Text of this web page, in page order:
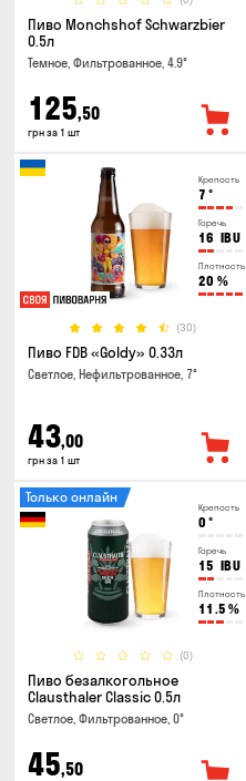
Пиво Monchshof Schwarzbier
0.5л
Темное, Фильтрованное, 4.9°
125,50
грн за 1 шт
Крепость
7 °
Горечь
16 IBU
Плотность
20 %
(30)
Пиво FDB «Goldy» 0.33л
Светлое, Нефильтрованное, 7°
43,00
грн за 1 шт
Крепость
0 °
Горечь
15 IBU
Плотность
11.5 %
(0)
Только онлайн
Пиво безалкогольное
Clausthaler Classic 0.5л
Светлое, Фильтрованное, 0°
45,50